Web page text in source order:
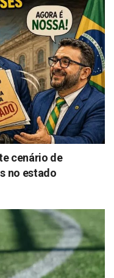
cenário de
no estado